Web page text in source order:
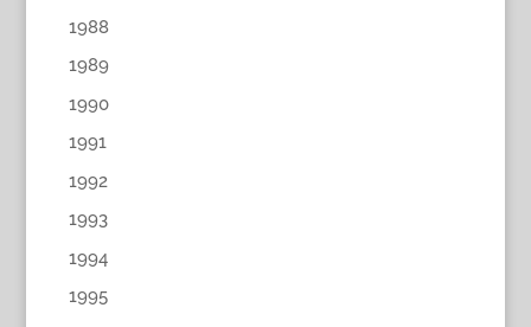
1988
1989
1990
1991
1992
1993
1994
1995